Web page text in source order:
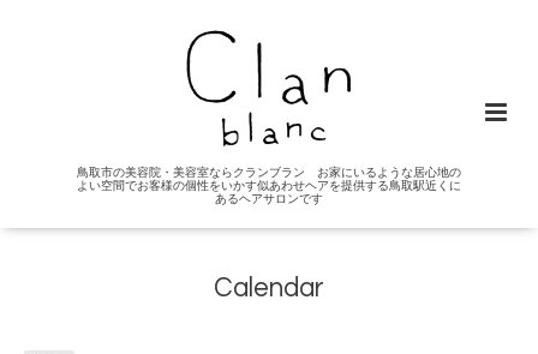
鳥取市の美容院・美容室ならクランブラン お家にいるような居心地の
よい空間でお客様の個性をいかす似あわせヘアを提供する鳥取駅近くに
あるヘアサロンです
Calendar